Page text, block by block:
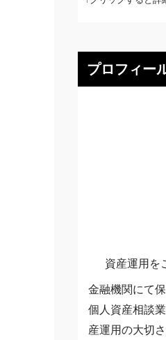
プロフィー
資産運用を
金融機関にて
個人資産相談
産運用の大切